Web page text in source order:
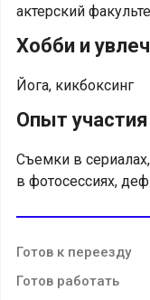
актерский
Хобби и
Йога, кикбоксинг
Опыт
Съемки в
в фотосессиях,
Готов к переезду
Готов работать